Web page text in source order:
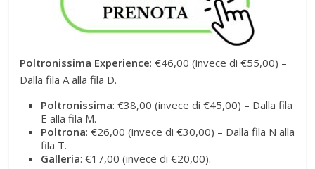
Poltronissima Experience: €46,00 (invece di €55,00) –
Dalla fila A alla fila D.
Poltronissima: €38,00 (invece di €45,00) – Dalla fila
E alla fila M.
Poltrona: €26,00 (invece di €30,00) – Dalla fila N alla
fila T.
Galleria: €17,00 (invece di €20,00).